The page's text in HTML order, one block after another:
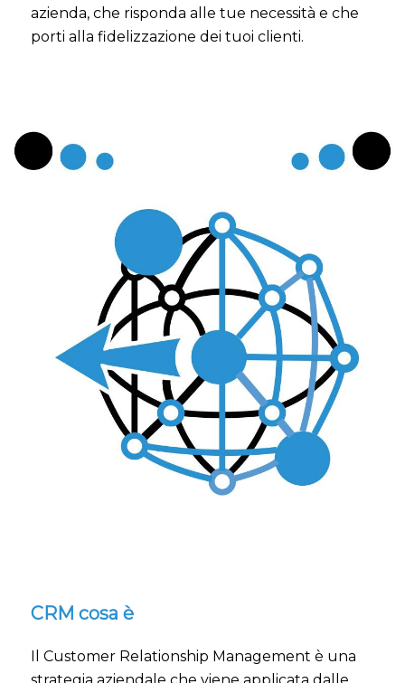
azienda, che risponda alle tue necessità e che
porti alla fidelizzazione dei tuoi clienti.
CRM cosa è
Il Customer Relationship Management è una